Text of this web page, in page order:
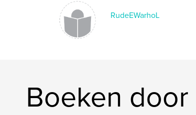
RudeEWarhoL
Boeken door